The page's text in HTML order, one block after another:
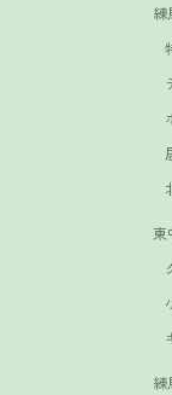
練
東
練